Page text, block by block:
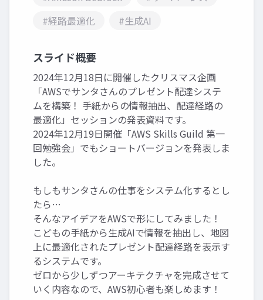
#経路最適化
#生成AI
スライド概要
2024年12月18日に開催したクリスマス企画
「AWSでサンタさんのプレゼント配達システ
ムを構築！ 手紙からの情報抽出、配達経路の
最適化」セッションの発表資料です。
2024年12月19日開催「AWS Skills Guild 第一
回勉強会」でもショートバージョンを発表しま
した。
もしもサンタさんの仕事をシステム化するとし
たら…
そんなアイデアをAWSで形にしてみました！
こどもの手紙から生成AIで情報を抽出し、地図
上に最適化されたプレゼント配達経路を表示す
るシステムです。
ゼロから少しずつアーキテクチャを完成させて
いく内容なので、AWS初心者も楽しめます！